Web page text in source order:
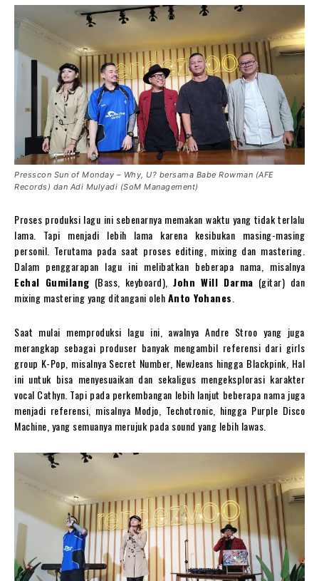
Presscon Sun of Monday – Why, U? bersama Babe Rowman (AFE
Records) dan Adi Mulyadi (SoM Management)
Proses produksi lagu ini sebenarnya memakan waktu yang tidak terlalu
lama. Tapi menjadi lebih lama karena kesibukan masing-masing
personil. Terutama pada saat proses editing, mixing dan mastering.
Dalam penggarapan lagu ini melibatkan beberapa nama, misalnya
Echal Gumilang (Bass, keyboard), John Will Darma (gitar) dan
mixing mastering yang ditangani olehAnto Yohanes
Saat mulai memproduksi lagu ini, awalnya Andre Stroo yang juga
merangkap sebagai produser banyak mengambil referensi dari girls
group K-Pop, misalnya Secret Number, NewJeans hingga Blackpink, Hal
ini untuk bisa menyesuaikan dan sekaligus mengeksplorasi karakter
vocal Cathyn. Tapi pada perkembangan lebih lanjut beberapa nama juga
menjadi referensi, misalnya Modjo, Techotronic, hingga Purple Disco
Machine, yang semuanya merujuk pada sound yang lebih lawas.